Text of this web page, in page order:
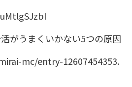
がうまくいかない5つの原因
mc/entry-12607454353.